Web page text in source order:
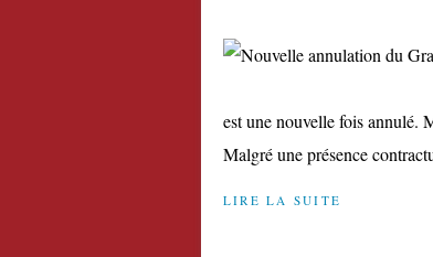
est une nouvelle fois annulé.
Malgré une présence
LIRE LA SUITE